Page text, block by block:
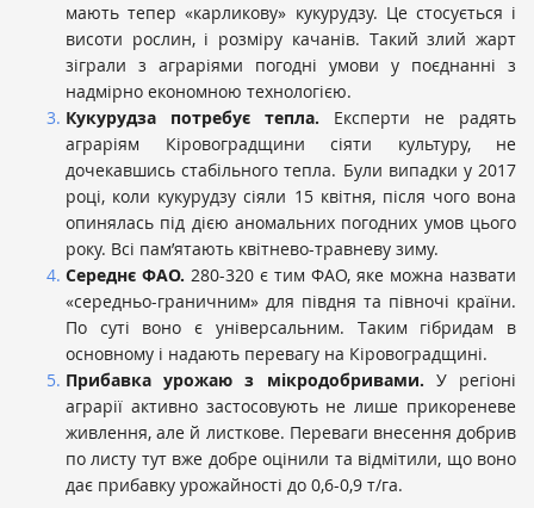
мають тепер «карликову» кукурудзу. Це стосується і
висоти рослин, і розміру качанів. Такий злий жарт
зіграли з аграріями погодні умови у поєднанні з
надмірно економною технологією.
Кукурудза потребує тепла. Експерти не радять
аграріям Кіровоградщини сіяти культуру, не
дочекавшись стабільного тепла. Були випадки у 2017
році, коли кукурудзу сіяли 15 квітня, після чого вона
опинялась під дією аномальних погодних умов цього
року. Всі пам’ятають квітнево-травневу зиму.
Середнє ФАО. 280-320 є тим ФАО, яке можна назвати
«середньо-граничним» для півдня та півночі країни.
По суті воно є універсальним. Таким гібридам в
основному і надають перевагу на Кіровоградщині.
Прибавка урожаю з мікродобривами. У регіоні
аграрії активно застосовують не лише прикореневе
живлення, але й листкове. Переваги внесення добрив
по листу тут вже добре оцінили та відмітили, що воно
дає прибавку урожайності до 0,6-0,9 т/га.